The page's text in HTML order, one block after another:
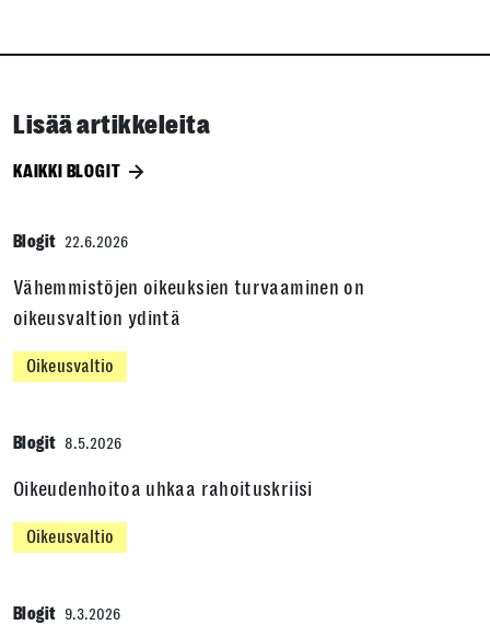
Lisää artikkeleita
KAIKKI BLOGIT
Blogit 22.6.2026
Vähemmistöjen oikeuksien turvaaminen on
oikeusvaltion ydintä
Oikeusvaltio
Blogit 8.5.2026
Oikeudenhoitoa uhkaa rahoituskriisi
Oikeusvaltio
Blogit 9.3.2026